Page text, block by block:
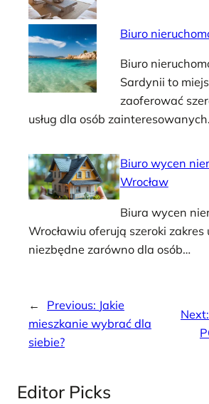
Biuro
Biuro
Sardynii to
zaoferować
usług dla osób
Biuro wycen
Wrocław
Biura wycen
Wrocławiu oferują szeroki zakres
niezbędne zarówno dla osób…
← Previous: Jakie
mieszkanie wybrać dla
siebie?
Next:
Editor Picks